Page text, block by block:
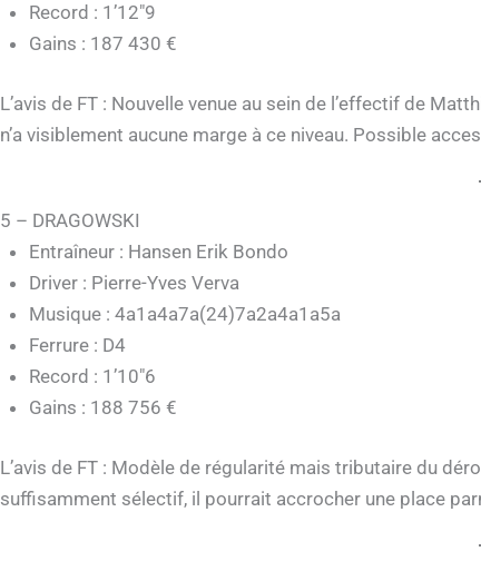
Record : 1’12″9
Gains : 187 430 €
L’avis de FT : Nouvelle venue au sein de l’effectif de
n’a visiblement aucune marge à ce niveau. Possible
5 – DRAGOWSKI
Entraîneur : Hansen Erik Bondo
Driver : Pierre-Yves Verva
Musique : 4a1a4a7a(24)7a2a4a1a5a
Ferrure : D4
Record : 1’10″6
Gains : 188 756 €
L’avis de FT : Modèle de régularité mais tributaire du
suffisamment sélectif, il pourrait accrocher une place